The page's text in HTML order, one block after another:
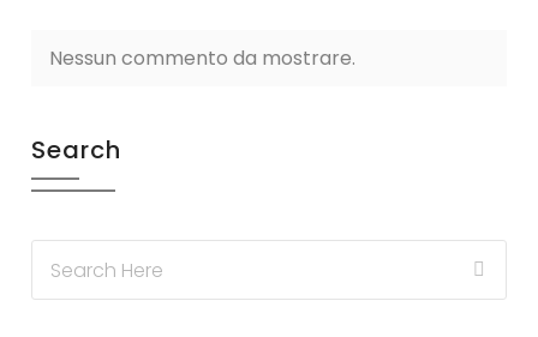
Nessun commento da mostrare.
Search